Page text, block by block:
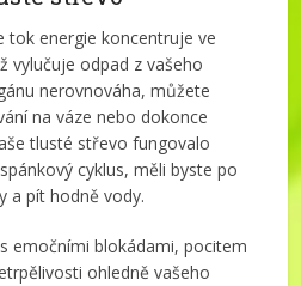
tok energie koncentruje ve
vylučuje odpad z vašeho
nerovnováha, můžete
na váze nebo dokonce
tlusté střevo fungovalo
cyklus, měli byste po
a pít hodně vody.
emočními blokádami, pocitem
ohledně vašeho